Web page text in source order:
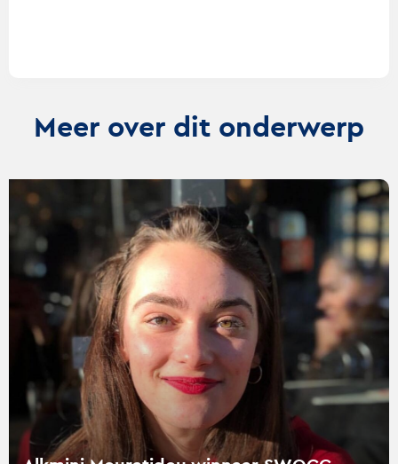
Meer over dit onderwerp
verder
over
Alkmini
Mouratidou
Scriptieprijs